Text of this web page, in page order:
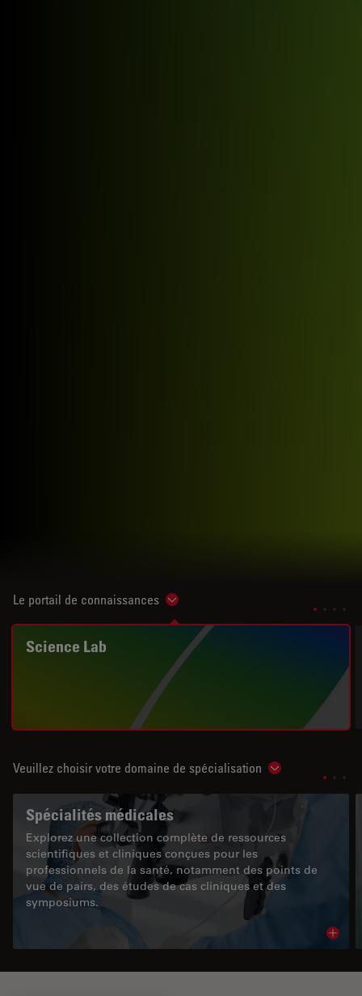
Le portail de connaissances Show subnavigation
Science Lab
Veuillez choisir votre domaine de spécialisation Show
Spécialités médicales
Explorez une collection complète de ressources
scientifiques et cliniques conçues pour les
professionnels de la santé, notamment des points de
vue de pairs, des études de cas cliniques et des
symposiums.